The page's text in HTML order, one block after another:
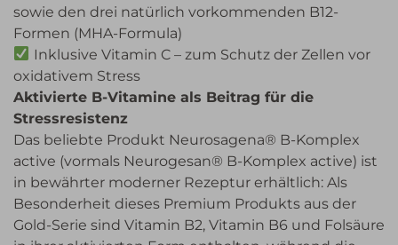
sowie den drei natürlich vorkommenden B12-
Formen (MHA-Formula)
Inklusive Vitamin C – zum Schutz der Zellen vor
oxidativem Stress
Aktivierte B-Vitamine als Beitrag für die
Stressresistenz
Das beliebte Produkt Neurosagena® B-Komplex
active (vormals Neurogesan® B-Komplex active) ist
in bewährter moderner Rezeptur erhältlich: Als
Besonderheit dieses Premium Produkts aus der
Gold-Serie sind Vitamin B2, Vitamin B6 und Folsäure